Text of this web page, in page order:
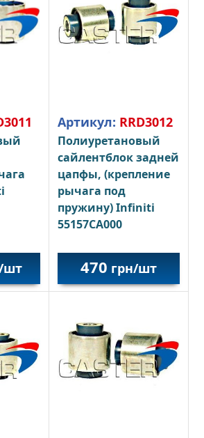
шт
Артикул: RRD3012
Полиуретановый
сайлентблок задней
цапфы, (крепление
рычага под
пружину) Infiniti
55157CA000
470 грн/шт